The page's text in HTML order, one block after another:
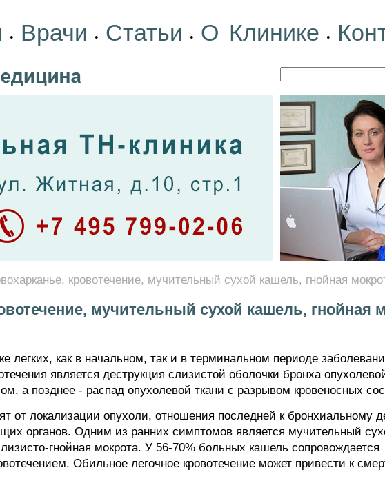
• Врачи • Статьи • О Клинике •
кровотечение, мучительный сухой кашель, гнойная
мучительный сухой кашель, гнойная
легких, как в начальном, так и в терминальном периоде
является деструкция слизистой оболочки бронха
а позднее - распад опухолевой ткани с разрывом кровеносных
от локализации опухоли, отношения последней к бронхиальному
органов. Одним из ранних симптомов является мучительный
гнойная мокрота. У 56-70% больных кашель сопровождается
Обильное легочное кровотечение может привести к